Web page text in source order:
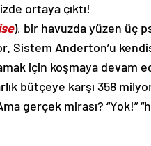
ortaya çıktı!
), bir havuzda yüzen üç
Sistem Anderton’u
için koşmaya devam
bütçeye karşı 358
gerçek mirası? “Yok!”